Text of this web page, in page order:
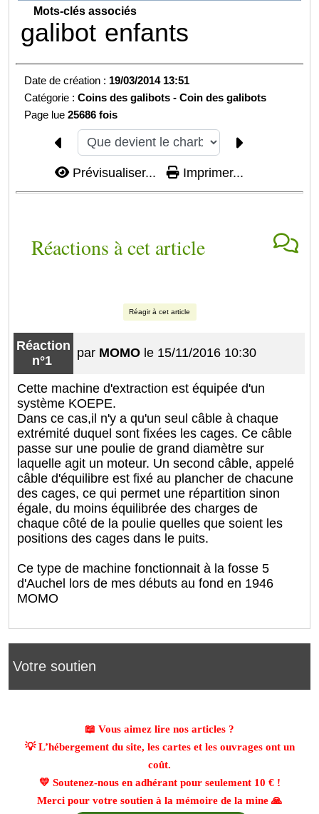
Votre soutien
📖 Vous aimez lire nos articles ?
💡 L’hébergement du site, les cartes et les ouvrages ont un
coût.
💛 Soutenez-nous en adhérant pour seulement 10 €!
Merci pour votre soutien à la mémoire de la mine 🙏
Mots-clés associés
galibot enfants
Date de création : 19/03/2014 13:51
Catégorie :Coins des galibots -Coin des galibots
Page lue25686 fois
Prévisualiser... Imprimer...
Réactions à cet article
Réagir à cet article
Réaction
n°1
par MOMO le 15/11/2016 10:30
Cette machine d'extraction est équipée d'un
système KOEPE.
Dans ce cas,il n'y a qu'un seul câble à chaque
extrémité duquel sont fixées les cages. Ce câble
passe sur une poulie de grand diamètre sur
laquelle agit un moteur. Un second câble, appelé
câble d'équilibre est fixé au plancher de chacune
des cages, ce qui permet une répartition sinon
égale, du moins équilibrée des charges de
chaque côté de la poulie quelles que soient les
positions des cages dans le puits.
Ce type de machine fonctionnait à la fosse 5
d'Auchel lors de mes débuts au fond en 1946
MOMO